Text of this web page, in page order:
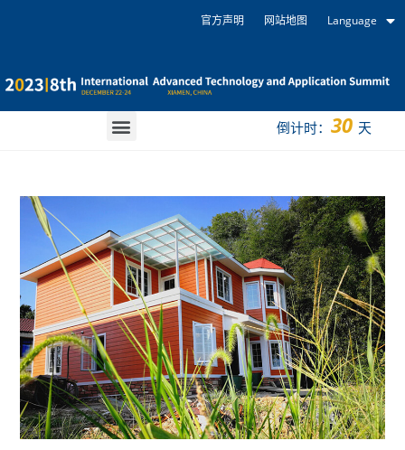
官方声明 网站地图 Language
倒计时： 30 天